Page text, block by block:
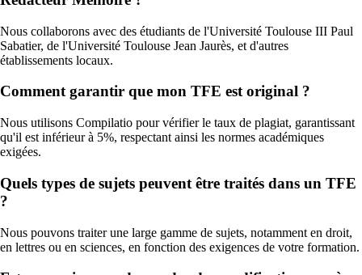
Nous collaborons avec des étudiants de l'Université Toulouse III Paul
Sabatier, de l'Université Toulouse Jean Jaurès, et d'autres
établissements locaux.
Comment garantir que mon TFE est original ?
Nous utilisons Compilatio pour vérifier le taux de plagiat, garantissant
qu'il est inférieur à 5%, respectant ainsi les normes académiques
exigées.
Quels types de sujets peuvent être traités dans un TFE
?
Nous pouvons traiter une large gamme de sujets, notamment en droit,
en lettres ou en sciences, en fonction des exigences de votre formation.